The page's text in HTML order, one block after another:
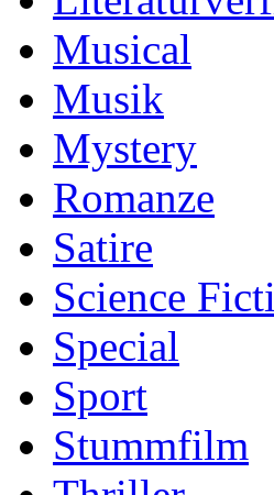
Musical
Musik
Mystery
Romanze
Satire
Science
Special
Sport
Stummfilm